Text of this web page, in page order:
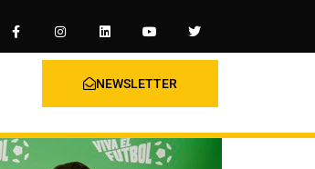
NEWSLETTER